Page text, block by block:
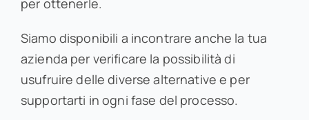
per ottenerle.
Siamo disponibili a incontrare anche la tua
azienda per verificare la possibilità di
usufruire delle diverse alternative e per
supportarti in ogni fase del processo.